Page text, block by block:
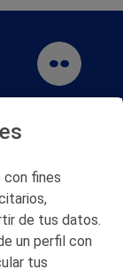
fines
de tus datos.
un perfil con
tus